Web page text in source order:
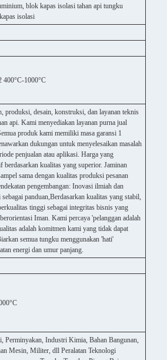
blok kapas isolasi tahan api tungku
isolasi
400°C-1000°C
produksi, desain, konstruksi, dan layanan teknis
api. Kami menyediakan layanan purna jual
produk kami memiliki masa garansi 1
dukungan untuk menyelesaikan masalah
penjualan atau aplikasi. Harga yang
berdasarkan kualitas yang superior. Jaminan
sama dengan kualitas produksi pesanan
pengembangan: Inovasi ilmiah dan
panduan,Berdasarkan kualitas yang stabil,
tinggi sebagai integritas bisnis yang
Iman. Kami percaya 'pelanggan adalah
adalah komitmen kami yang tidak dapat
semua tungku menggunakan 'hati'
energi dan umur panjang.
Perminyakan, Industri Kimia, Bahan Bangunan,
Mesin, Militer, dll Peralatan Teknologi